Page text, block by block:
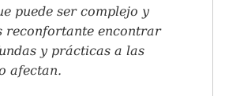
puede ser complejo y
reconfortante encontrar
y prácticas a las
afectan.